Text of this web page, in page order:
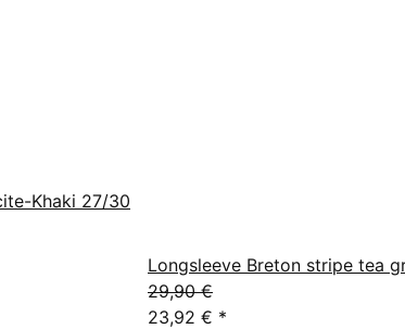
Khaki 27/30
Longsleeve Breton stripe tea
29,90 €
23,92 € *